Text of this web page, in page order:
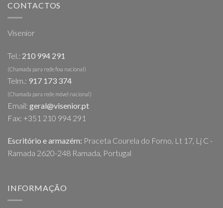
CONTACTOS
Visenior
Tel.: 210 994 291
(Chamada para rede fixa nacional)
Telm.: 917 173 374
(Chamada para rede móvel nacional)
Email: geral@visenior.pt
Fax: +351 210 994 291
Escritório e armazém: Praceta Courela do Forno, Lt 17, Lj C -
Ramada 2620-248 Ramada, Portugal
INFORMAÇÃO